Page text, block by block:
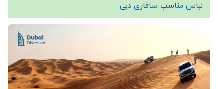
لباس مناسب سافاری دبی